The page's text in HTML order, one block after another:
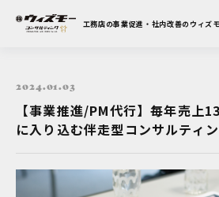
工務店の事業促進・社内改善のウィズ
2024.01.03
【事業推進/PM代行】毎年売
に入り込む伴走型コンサルティ